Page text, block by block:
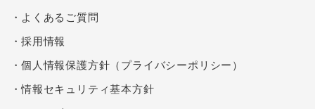
よくあるご質問
採用情報
個人情報保護方針（プライバシーポリシー）
情報セキュリティ基本方針